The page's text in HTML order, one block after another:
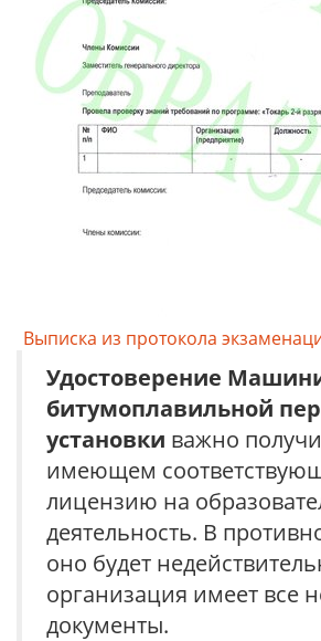
Выписка из протокола
Удостоверение
битумоплавильной
установки важно
имеющем
лицензию на
деятельность. В
оно будет
организация имеет все
документы.